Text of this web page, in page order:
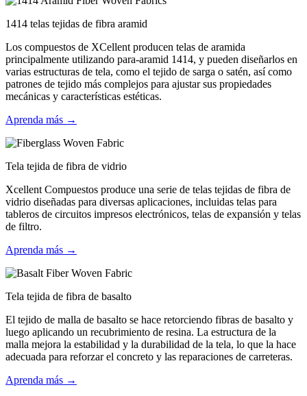
1414 telas tejidas de fibra aramid
Los compuestos de XCellent producen telas de aramida
principalmente utilizando para-aramid 1414, y pueden diseñarlos en
varias estructuras de tela, como el tejido de sarga o satén, así como
patrones de tejido más complejos para ajustar sus propiedades
mecánicas y características estéticas.
Aprenda más →
Tela tejida de fibra de vidrio
Xcellent Compuestos produce una serie de telas tejidas de fibra de
vidrio diseñadas para diversas aplicaciones, incluidas telas para
tableros de circuitos impresos electrónicos, telas de expansión y telas
de filtro.
Aprenda más →
Tela tejida de fibra de basalto
El tejido de malla de basalto se hace retorciendo fibras de basalto y
luego aplicando un recubrimiento de resina. La estructura de la
malla mejora la estabilidad y la durabilidad de la tela, lo que la hace
adecuada para reforzar el concreto y las reparaciones de carreteras.
Aprenda más →